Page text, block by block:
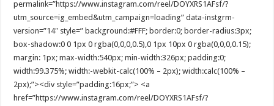
permalink=”https://www.instagram.com/reel/DOYXRS1AFsf/?
utm_source=ig_embed&utm_campaign=loading” data-instgrm-
version=”14″ style=” background:#FFF; border:0; border-radius:3px;
box-shadow:0 0 1px 0 rgba(0,0,0,0.5),0 1px 10px 0 rgba(0,0,0,0.15);
margin: 1px; max-width:540px; min-width:326px; padding:0;
width:99.375%; width:-webkit-calc(100% – 2px); width:calc(100% –
2px);”><div style=”padding:16px;”> <a
href=”https://www.instagram.com/reel/DOYXRS1AFsf/?